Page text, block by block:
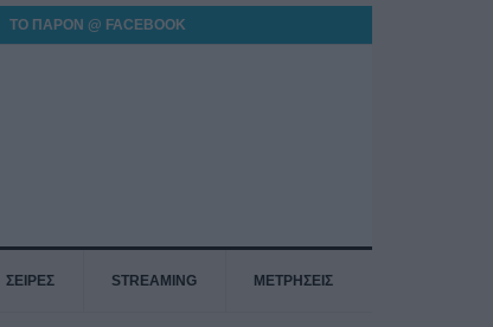
ΤΟ ΠΑΡΟΝ @ FACEBOOK
ΣΕΙΡΕΣ STREAMING ΜΕΤΡΗΣΕΙΣ